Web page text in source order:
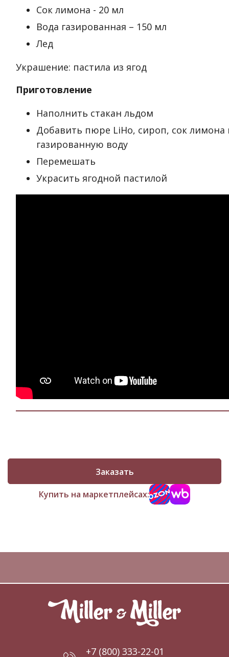
Сок лимона - 20 мл
Вода газированная – 150 мл
Лед
Украшение: пастила из ягод
Приготовление
Наполнить стакан льдом
Добавить пюре LiHo, сироп, сок лимона
газированную воду
Перемешать
Украсить ягодной пастилой
Заказать
Купить на маркетплейсах:
+7 (800) 333-22-01